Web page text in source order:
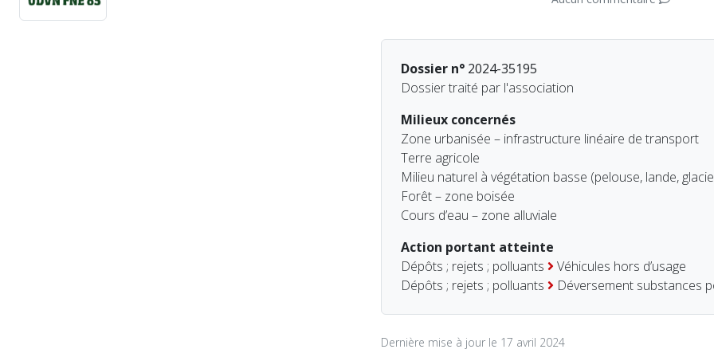
Dossier n°2024-35195
Dossier traité par l'association
Milieux concernés
Zone urbanisée – infrastructure linéaire de transport
Terre agricole
Milieu naturel à végétation basse (pelouse, lande,
Forêt – zone boisée
Cours d’eau – zone alluviale
Action portant atteinte
Dépôts ; rejets ; polluants
Véhicules hors d’usage
Dépôts ; rejets ; polluants
Déversement substances
Dernière mise à jour le 17 avril 2024